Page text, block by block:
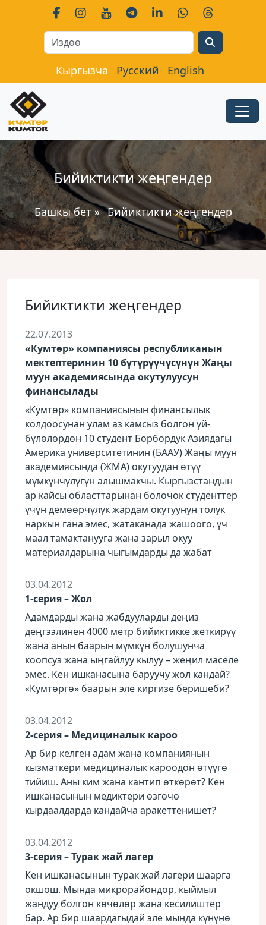
Кыргызча Русский English
Бийиктикти жеңгендер
Башкы бет» Бийиктикти жеңгендер
Бийиктикти жеңгендер
22.07.2013
«Кумтөр» компаниясы республиканын
мектептеринин 10 бүтүрүүчүсүнүн Жаңы
муун академиясында окутулуусун
финансылады
«Кумтөр» компаниясынын финансылык
колдоосунан улам аз камсыз болгон үй-
бүлөлөрдөн 10 студент Борбордук Азиядагы
Америка университетинин (БААУ) Жаңы муун
академиясында (ЖМА) окутуудан өтүү
мүмкүнчүлүгүн алышмакчы. Кыргызстандын
ар кайсы областтарынан болочок студенттер
үчүн демөөрчүлүк жардам окутуунун толук
наркын гана эмес, жатаканада жашоого, үч
маал тамактанууга жана зарыл окуу
материалдарына чыгымдарды да жабат
03.04.2012
1-серия – Жол
Адамдарды жана жабдууларды деңиз
деңгээлинен 4000 метр бийиктикке жеткирүү
жана анын баарын мүмкүн болушунча
коопсуз жана ыңгайлуу кылуу – жеңил маселе
эмес. Кен ишканасына баруучу жол кандай?
«Кумтөргө» баарын эле киргизе беришеби?
03.04.2012
2-серия – Медициналык кароо
Ар бир келген адам жана компаниянын
кызматкери медициналык кароодон өтүүгө
тийиш. Аны ким жана кантип өткөрөт? Кен
ишканасынын медиктери өзгөчө
кырдаалдарда кандайча аракеттенишет?
03.04.2012
3-серия – Турак жай лагер
Кен ишканасынын турак жай лагери шаарга
окшош. Мында микрорайондор, кыймыл
жандуу болгон көчөлөр жана кесилиштер
бар. Ар бир шаардагыдай эле мында күнүнө